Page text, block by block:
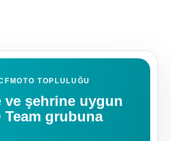
TOPLULUĞU
ve şehrine uygun
Team grubuna